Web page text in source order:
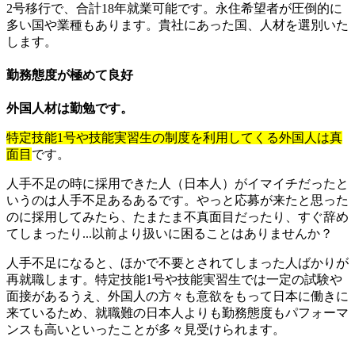
2号移行で、合計18年就業可能です。永住希望者が圧倒的に
多い国や業種もあります。貴社にあった国、人材を選別いた
します。
勤務態度が極めて良好
外国人材は勤勉です。
特定技能1号や技能実習生の制度を利用してくる外国人は真
面目 です。
人手不足の時に採用できた人（日本人）がイマイチだったと
いうのは人手不足あるあるです。やっと応募が来たと思った
のに採用してみたら、たまたま不真面目だったり、すぐ辞め
てしまったり...以前より扱いに困ることはありませんか？
人手不足になると、ほかで不要とされてしまった人ばかりが
再就職します。特定技能1号や技能実習生では一定の試験や
面接があるうえ、外国人の方々も意欲をもって日本に働きに
来ているため、就職難の日本人よりも勤務態度もパフォーマ
ンスも高いといったことが多々見受けられます。